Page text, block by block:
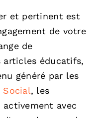
et pertinent est
de votre
de
éducatifs,
généré par les
Social, les
avec